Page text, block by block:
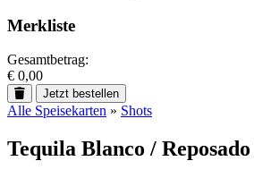
Merkliste
Gesamtbetrag:
€ 0,00
Jetzt bestellen
Alle Speisekarten » Shots
Tequila Blanco /